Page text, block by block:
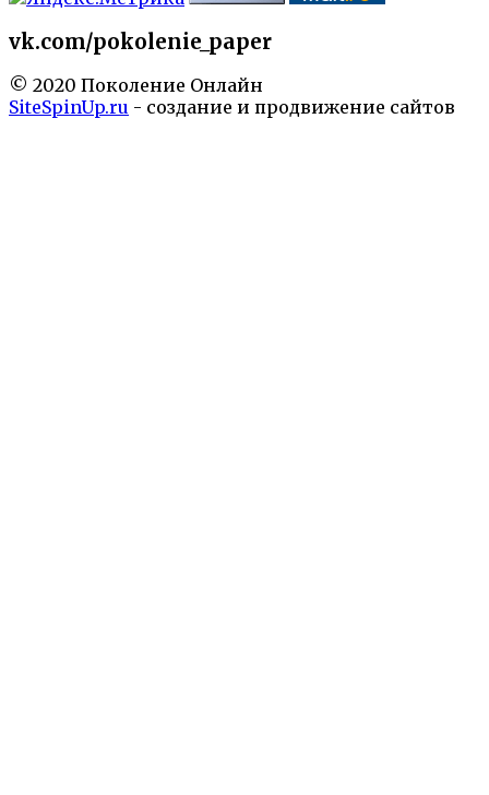
vk.com/pokolenie_paper
© 2020 Поколение Онлайн
SiteSpinUp.ru - создание и продвижение сайтов